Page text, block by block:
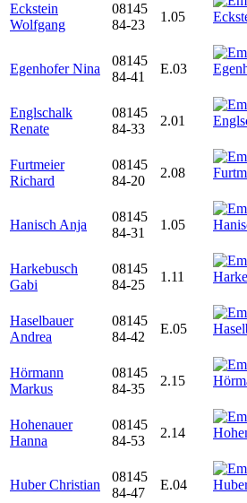
Eckstein
Wolfgang
08145
84-23
1.05
Egenhofer Nina
08145
84-41
E.03
Englschalk
Renate
08145
84-33
2.01
Furtmeier
Richard
08145
84-20
2.08
Hanisch Anja
08145
84-31
1.05
Harkebusch
Gabi
08145
84-25
1.11
Haselbauer
Andrea
08145
84-42
E.05
Hörmann
Markus
08145
84-35
2.15
Hohenauer
Hanna
08145
84-53
2.14
Huber Christian
08145
84-47
E.04